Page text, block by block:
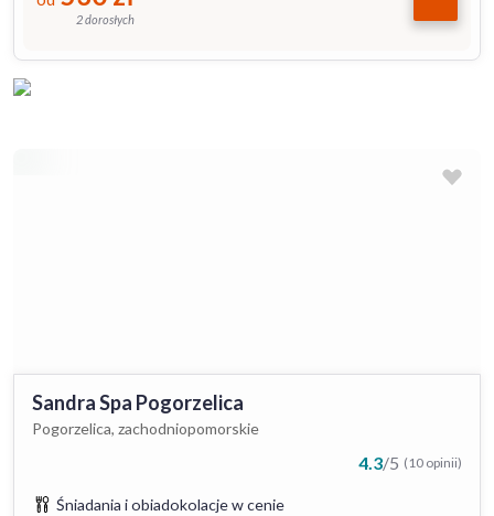
2 dorosłych
Sandra Spa Pogorzelica
Pogorzelica, zachodniopomorskie
4.3/5 (10 opinii)
Śniadania i obiadokolacje w cenie